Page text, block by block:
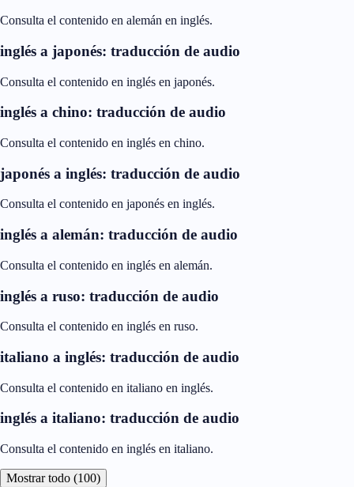
Consulta el contenido en alemán en inglés.
inglés a japonés: traducción de audio
Consulta el contenido en inglés en japonés.
inglés a chino: traducción de audio
Consulta el contenido en inglés en chino.
japonés a inglés: traducción de audio
Consulta el contenido en japonés en inglés.
inglés a alemán: traducción de audio
Consulta el contenido en inglés en alemán.
inglés a ruso: traducción de audio
Consulta el contenido en inglés en ruso.
italiano a inglés: traducción de audio
Consulta el contenido en italiano en inglés.
inglés a italiano: traducción de audio
Consulta el contenido en inglés en italiano.
Mostrar todo (100)